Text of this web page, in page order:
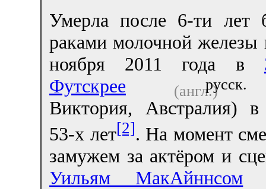
Умерла после 6-ти лет
раками молочной железы
ноября 2011 года в
Футскрее
(англ.)русск.
Виктория, Австралия) в
53-х лет[2]. На момент
замужем за актёром и
Уильям МакАйннсом